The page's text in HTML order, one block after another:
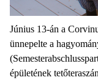
Június 13-án a
ünnepelte a
épületének